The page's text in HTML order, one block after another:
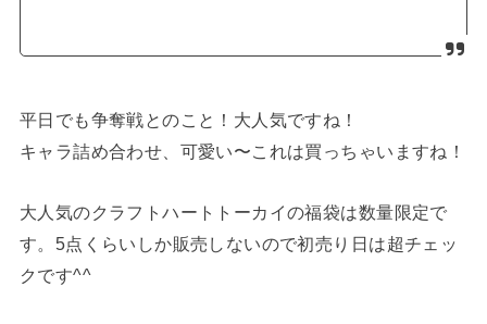
平日でも争奪戦とのこと！大人気ですね！
キャラ詰め合わせ、可愛い〜これは買っちゃいますね！
大人気のクラフトハートトーカイの福袋は数量限定で
す。5点くらいしか販売しないので初売り日は超チェッ
クです^^